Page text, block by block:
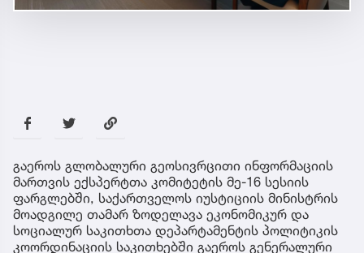
გაეროს გლობალური გეოსივრცითი ინფორმაციის
მართვის ექსპერტთა კომიტეტის მე-16 სესიის
ფარგლებში, საქართველოს იუსტიციის მინისტრის
მოადგილე თამარ ზოდელავა ეკონომიკურ და
სოციალურ საკითხთა დეპარტამენტის პოლიტიკის
კოორდინაციის საკითხებში გაეროს გენერალური